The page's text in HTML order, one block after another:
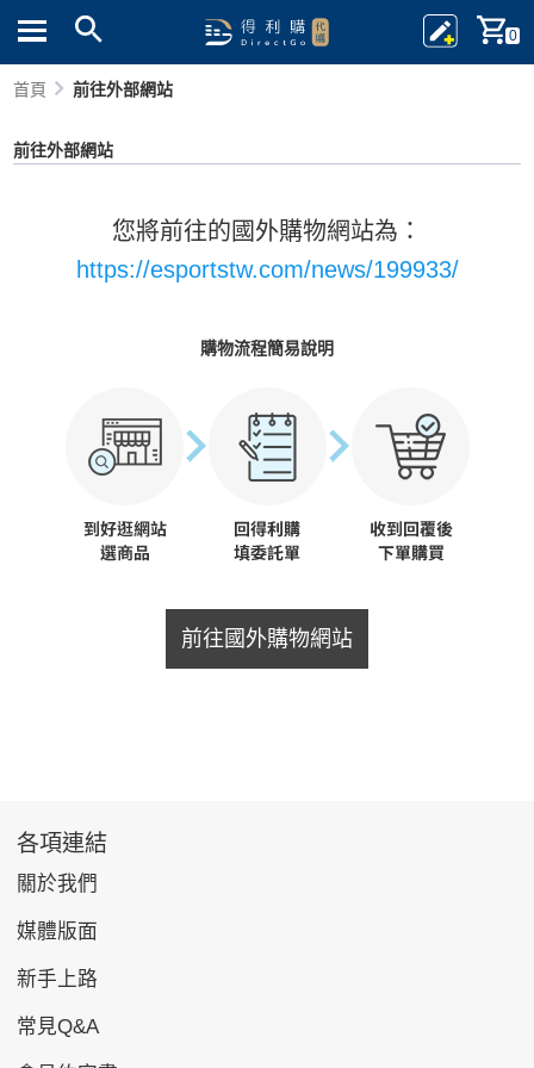
0
首頁 前往外部網站
前往外部網站
您將前往的國外購物網站為：
https://esportstw.com/news/199933/
購物流程簡易說明
前往國外購物網站
各項連結
關於我們
媒體版面
新手上路
常見Q&A